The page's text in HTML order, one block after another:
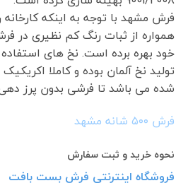
فرش مشهد با توجه به اینکه کارخانه
همواره از ثبات رنگ کم نظیری در
خود بهره برده است. نخ های
تولید نخ آلمان بوده و کاملا
شده می باشد تا فرشی بدون پرز
فرش ۵٠٠ شانه مشهد
نحوه خرید و ثبت سفارش
فروشگاه اینترنتی فرش بست بافت